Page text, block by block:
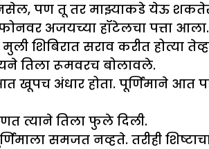
पण तू तर माझ्याकडे येऊ शकतेस
अजयच्या हॉटेलचा पत्ता आला.
शिबिरात सराव करीत होत्या
तिला रूमवरच बोलावले.
खूपच अंधार होता. पूर्णिमाने
त्याने तिला फुले दिली.
समजत नव्हते. तरीही